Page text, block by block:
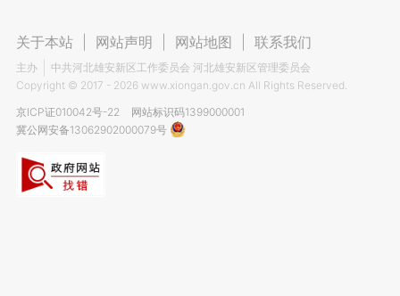
关于本站 网站声明 网站地图 联系我们
主办
中共河北雄安新区工作委员会 河北雄安新区管理委员会
Copyright © 2017 - 2026 www.xiongan.gov.cn All Rights Reserved.
京ICP证010042号-22
网站标识码1399000001
冀公网安备13062902000079号